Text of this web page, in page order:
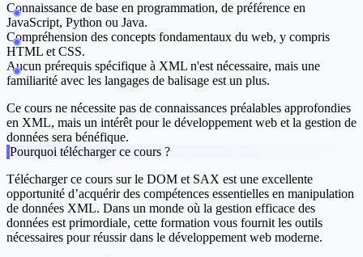
Connaissance de base en programmation, de préférence en
JavaScript, Python ou Java.
Compréhension des concepts fondamentaux du web, y compris
HTML et CSS.
Aucun prérequis spécifique à XML n'est nécessaire, mais une
familiarité avec les langages de balisage est un plus.
Ce cours ne nécessite pas de connaissances préalables approfondies
en XML, mais un intérêt pour le développement web et la gestion de
données sera bénéfique.
Pourquoi télécharger ce cours ?
Télécharger ce cours sur le DOM et SAX est une excellente
opportunité d’acquérir des compétences essentielles en manipulation
de données XML. Dans un monde où la gestion efficace des
données est primordiale, cette formation vous fournit les outils
nécessaires pour réussir dans le développement web moderne.